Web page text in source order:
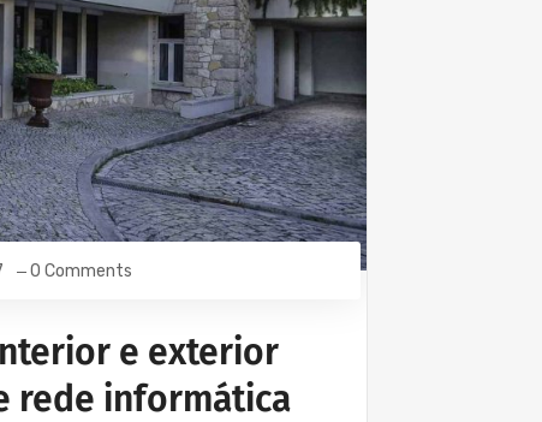
0 Comments
e exterior
rede informática